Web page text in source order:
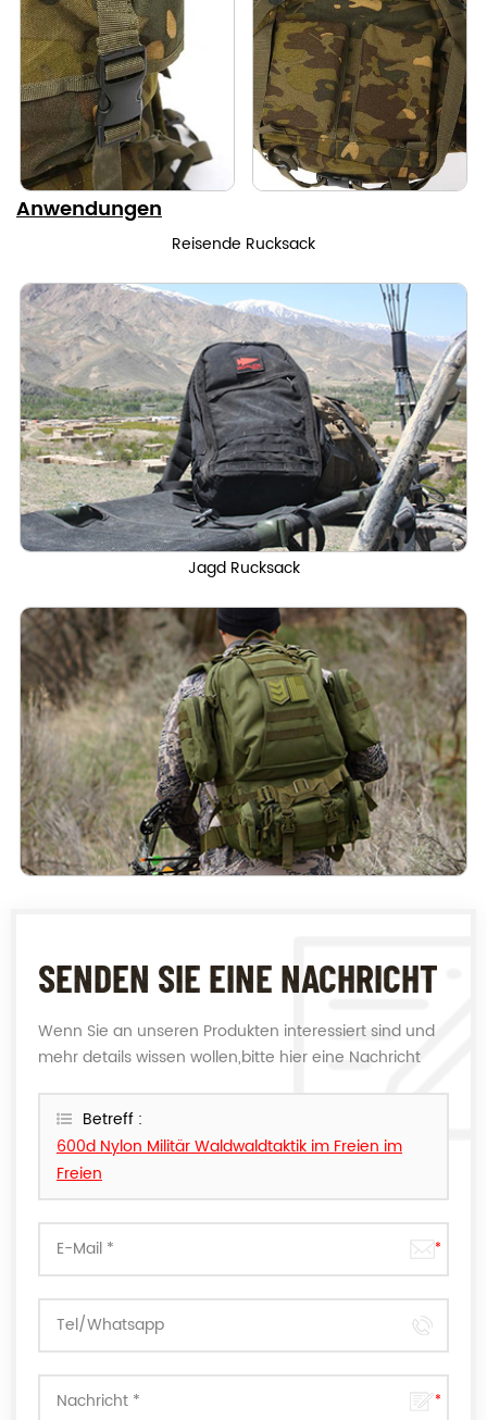
Anwendungen
Reisende Rucksack
Jagd Rucksack
SENDEN SIE EINE NACHRICHT
Wenn Sie an unseren Produkten interessiert sind und
mehr details wissen wollen,bitte hier eine Nachricht
können.Betreff :
600d Nylon Militär Waldwaldtaktik im Freien im
Freien